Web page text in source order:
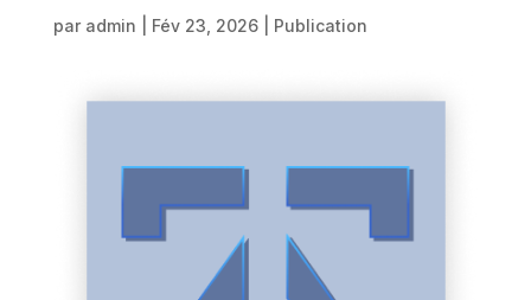
par admin Fév 23, 2026| Publication